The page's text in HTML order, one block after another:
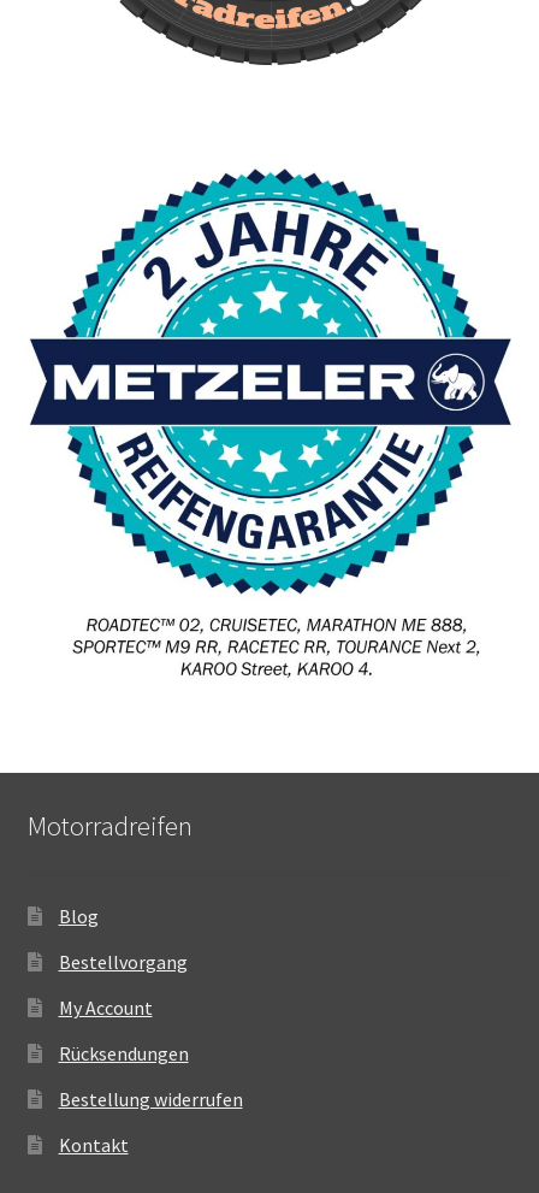
Motorradreifen
Blog
Bestellvorgang
My Account
Rücksendungen
Bestellung widerrufen
Kontakt